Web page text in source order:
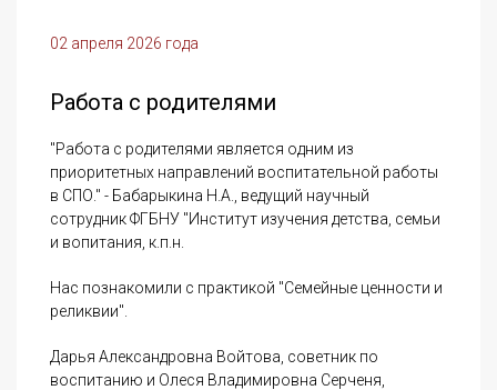
02 апреля 2026 года
Работа с родителями
"Работа с родителями является одним из
приоритетных направлений воспитательной работы
в СПО." - Бабарыкина Н.А., ведущий научный
сотрудник ФГБНУ "Институт изучения детства, семьи
и вопитания, к.п.н.
Нас познакомили с практикой "Семейные ценности и
реликвии".
Дарья Александровна Войтова, советник по
воспитанию и Олеся Владимировна Серченя,